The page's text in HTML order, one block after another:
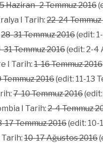
Haziran- 2 Temmuz 2016
I Tarih: 22-24 Temmuz
28-31 Temmuz 2016(edit:
31 Temmuz 2016(edit: 2-4
I Tarih: 1-16 Temmuz 2016
Temmuz 2016(edit: 11-13
7-10 Temmuz 2016
I Tarih: 2-4 Temmuz
17 Temmuz 2016(edit: 10-
10-17 Ağustos 2016